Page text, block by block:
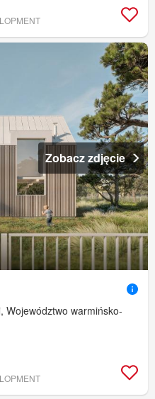
Zobacz zdjęcie
Województwo warmińsko-